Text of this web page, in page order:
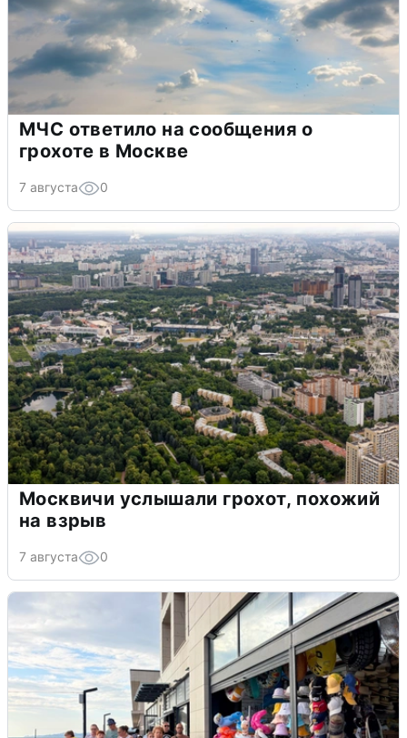
МЧС ответило на сообщения о
грохоте в Москве
7 августа 0
Москвичи услышали грохот, похожий
на взрыв
7 августа 0